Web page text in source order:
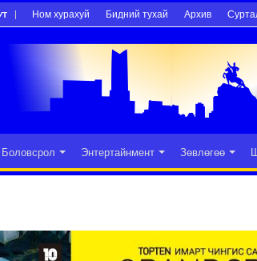
Ном хурахуй Бидний тухай Архив
Боловсрол Энтертайнмент Зөвлөгөө